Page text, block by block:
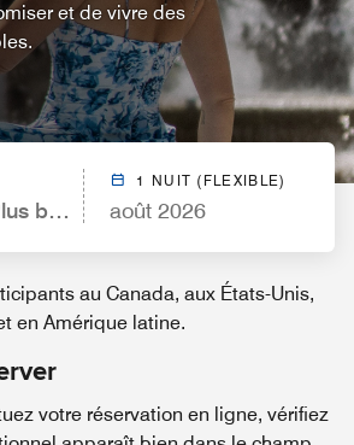
et de vivre des
by Marriott Mérida
1 NUIT (FLEXIBLE)
août 2026
au Canada, aux États-Unis,
en Amérique latine.
votre réservation en ligne, vérifiez